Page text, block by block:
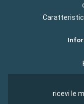
ricevi le